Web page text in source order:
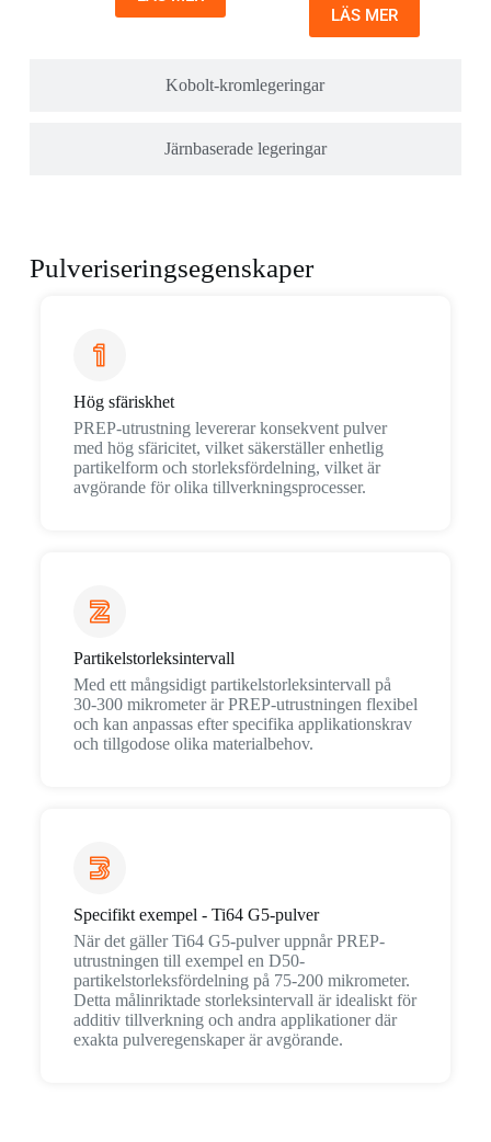
Kobolt-kromlegeringar
Järnbaserade legeringar
LÄS MER
Pulveriseringsegenskaper
Hög sfäriskhet
PREP-utrustning levererar konsekvent pulver
med hög sfäricitet, vilket säkerställer enhetlig
partikelform och storleksfördelning, vilket är
avgörande för olika tillverkningsprocesser.
Partikelstorleksintervall
Med ett mångsidigt partikelstorleksintervall på
30-300 mikrometer är PREP-utrustningen flexibel
och kan anpassas efter specifika applikationskrav
och tillgodose olika materialbehov.
Specifikt exempel - Ti64 G5-pulver
När det gäller Ti64 G5-pulver uppnår PREP-
utrustningen till exempel en D50-
partikelstorleksfördelning på 75-200 mikrometer.
Detta målinriktade storleksintervall är idealiskt för
additiv tillverkning och andra applikationer där
exakta pulveregenskaper är avgörande.